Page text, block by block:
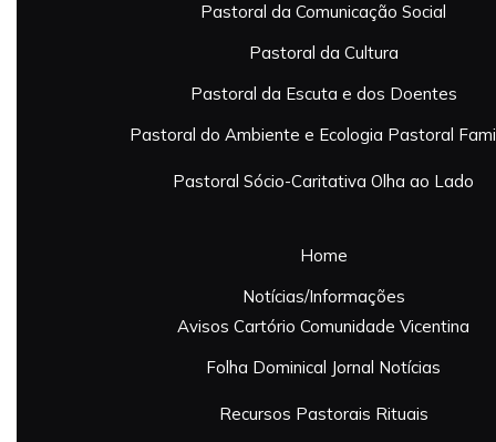
Pastoral da Comunicação Social
Pastoral da Cultura
Pastoral da Escuta e dos Doentes
Pastoral do Ambiente e Ecologia Pastoral
Pastoral Sócio-Caritativa Olha ao Lado
Home
Notícias/Informações
Avisos Cartório Comunidade Vicentina
Folha Dominical Jornal Notícias
Recursos Pastorais Rituais